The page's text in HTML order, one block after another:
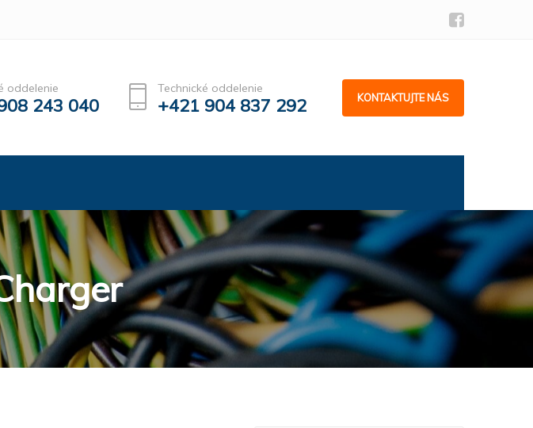
oddelenie
243 040
Technické oddelenie
+421 904 837 292 KONTAKTUJTE NÁS